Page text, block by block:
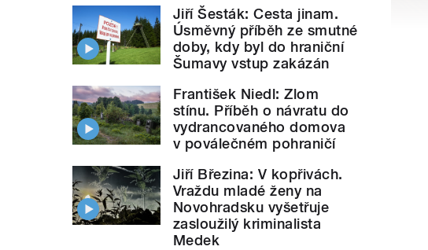
Jiří Šesták: Cesta jinam.
Úsměvný příběh ze smutné
doby, kdy byl do hraniční
Šumavy vstup zakázán
František Niedl: Zlom
stínu. Příběh o návratu do
vydrancovaného domova
v poválečném pohraničí
Jiří Březina: V kopřivách.
Vraždu mladé ženy na
Novohradsku vyšetřuje
zasloužilý kriminalista
Medek